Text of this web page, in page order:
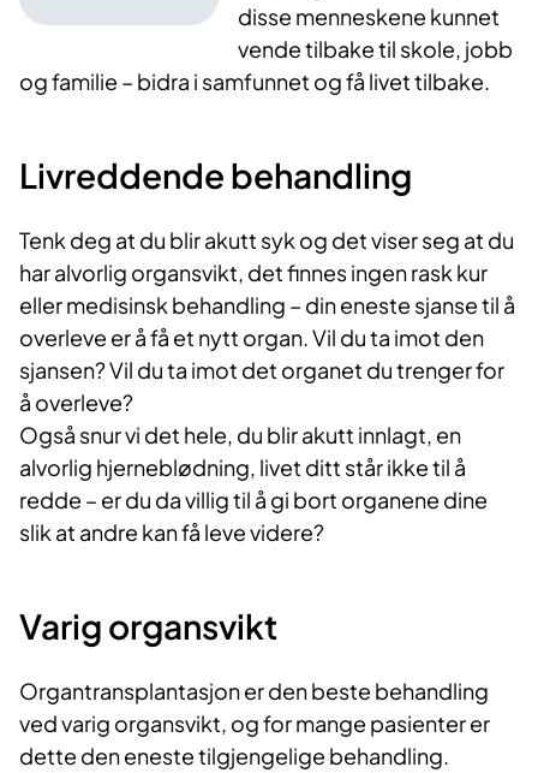
disse menneskene kunnet
vende tilbake til skole, jobb
og familie – bidra i samfunnet og få livet tilbake.
Livredden​de behandling
Tenk deg at du blir akutt syk og det viser seg at du
har alvorlig organsvikt, det finnes ingen rask kur
eller medisinsk behandling – din eneste sjanse til å
overleve er å få et nytt organ. Vil du ta imot den
sjansen? Vil du ta imot det organet du trenger for
å overleve?
Også snur vi det hele, du blir akutt innlagt, en
alvorlig hjerneblødning, livet ditt står ikke til å
redde – er du da villig til å gi bort organene dine
slik at andre kan få leve videre?
Varig organsvikt​
Organtransplantasjon er den beste behandling
ved varig organsvikt, og for mange pasienter er
dette den eneste tilgjengelige behandling.